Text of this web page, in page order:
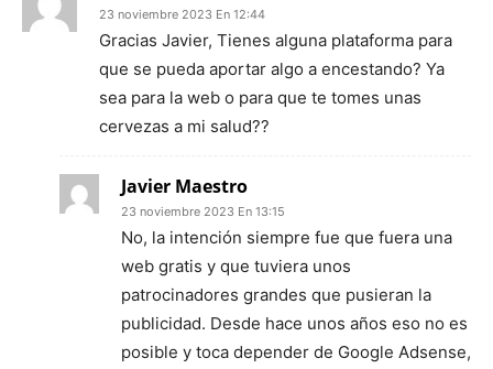
23 noviembre 2023 En 12:44
Gracias Javier, Tienes alguna plataforma para
que se pueda aportar algo a encestando? Ya
sea para la web o para que te tomes unas
cervezas a mi salud??
Javier Maestro
23 noviembre 2023 En 13:15
No, la intención siempre fue que fuera una
web gratis y que tuviera unos
patrocinadores grandes que pusieran la
publicidad. Desde hace unos años eso no es
posible y toca depender de Google Adsense,